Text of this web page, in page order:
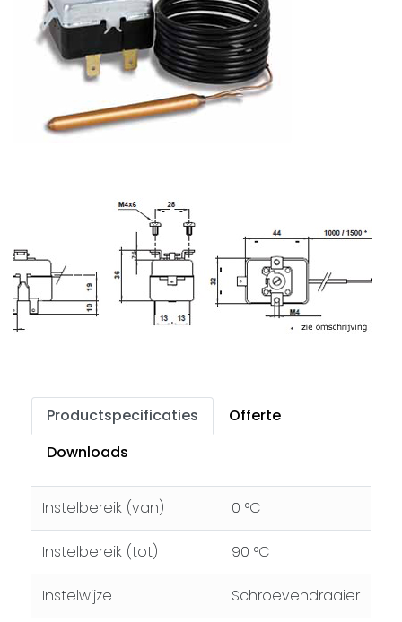
Productspecificaties
Offerte
Downloads
Instelbereik (van) 0 °C
Instelbereik (tot) 90 °C
Instelwijze Schroevendraaier